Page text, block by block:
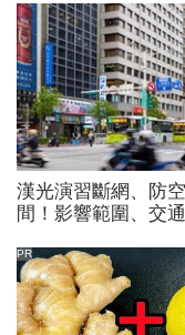
漢光演習斷網、防
間！影響範圍、交
鎮韌性演習不配合
15萬
PR